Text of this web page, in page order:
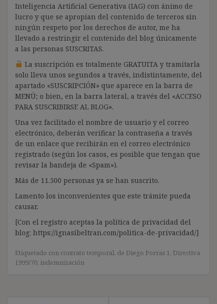
Inteligencia Artificial Generativa (IAG) con ánimo de
lucro y que se apropian del contenido de terceros sin
ningún respeto por los derechos de autor, me ha
llevado a restringir el contenido del blog únicamente
a las personas SUSCRITAS.
La suscripción es totalmente GRATUITA y tramitarla
solo lleva unos segundos a través, indistintamente, del
apartado «SUSCRIPCIÓN» que aparece en la barra de
MENÚ; o bien, en la barra lateral, a través del «ACCESO
PARA SUSCRIBIRSE AL BLOG».
Una vez facilitado el nombre de usuario y el correo
electrónico, deberán verificar la contraseña a través
de un enlace que recibirán en el correo electrónico
registrado (según los casos, es posible que tengan que
revisar la bandeja de «Spam»).
Más de 11.500 personas ya se han suscrito.
Lamento los inconvenientes que este trámite pueda
causar.
[Con el registro aceptas la política de privacidad del
blog: https://ignasibeltran.com/politica-de-privacidad/]
Etiquetado con contrato temporal, de Diego Porras 1 , Directiva
1999/70, indemnización